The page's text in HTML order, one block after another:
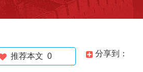
分享到：
推荐本文 0